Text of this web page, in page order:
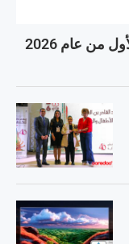
من عام 2026